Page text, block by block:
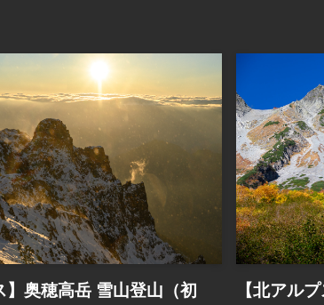
】奥穂高岳 雪山登山（初
【北アル